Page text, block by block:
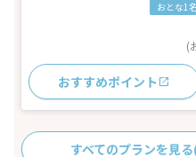
おとな1名
(
おすすめポイント
すべてのプランを見る